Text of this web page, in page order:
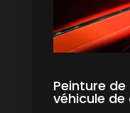
Peinture
véhicule de